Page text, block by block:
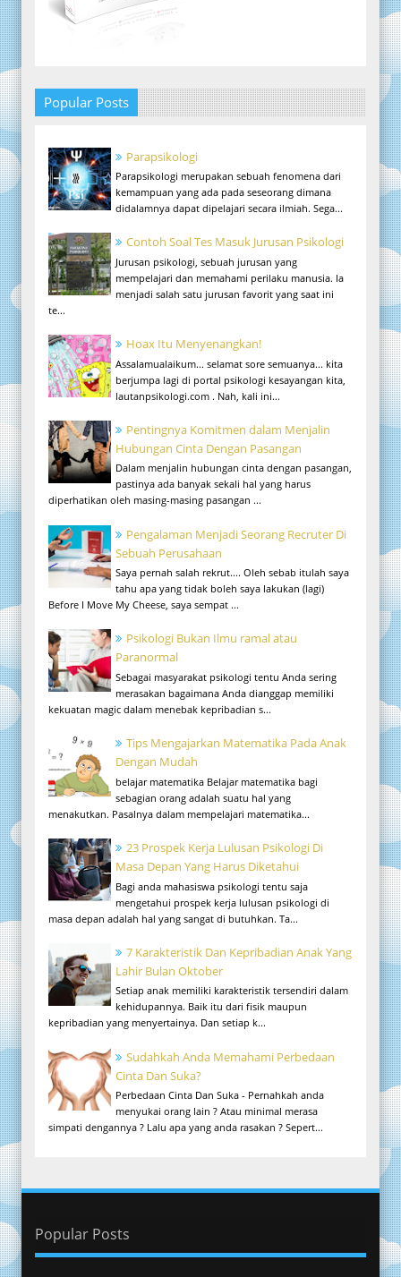
Popular Posts
Parapsikologi
Parapsikologi merupakan sebuah fenomena dari
kemampuan yang ada pada seseorang dimana
didalamnya dapat dipelajari secara ilmiah. Sega...
Contoh Soal Tes Masuk Jurusan Psikologi
Jurusan psikologi, sebuah jurusan yang
mempelajari dan memahami perilaku manusia. Ia
menjadi salah satu jurusan favorit yang saat ini
te...
Hoax Itu Menyenangkan!
Assalamualaikum... selamat sore semuanya... kita
berjumpa lagi di portal psikologi kesayangan kita,
lautanpsikologi.com . Nah, kali ini...
Pentingnya Komitmen dalam Menjalin
Hubungan Cinta Dengan Pasangan
Dalam menjalin hubungan cinta dengan pasangan,
pastinya ada banyak sekali hal yang harus
diperhatikan oleh masing-masing pasangan ...
Pengalaman Menjadi Seorang Recruter Di
Sebuah Perusahaan
Saya pernah salah rekrut.... Oleh sebab itulah saya
tahu apa yang tidak boleh saya lakukan (lagi)
Before I Move My Cheese, saya sempat ...
Psikologi Bukan Ilmu ramal atau
Paranormal
Sebagai masyarakat psikologi tentu Anda sering
merasakan bagaimana Anda dianggap memiliki
kekuatan magic dalam menebak kepribadian s...
Tips Mengajarkan Matematika Pada Anak
Dengan Mudah
belajar matematika Belajar matematika bagi
sebagian orang adalah suatu hal yang
menakutkan. Pasalnya dalam mempelajari matematika...
23 Prospek Kerja Lulusan Psikologi Di
Masa Depan Yang Harus Diketahui
Bagi anda mahasiswa psikologi tentu saja
mengetahui prospek kerja lulusan psikologi di
masa depan adalah hal yang sangat di butuhkan. Ta...
7 Karakteristik Dan Kepribadian Anak Yang
Lahir Bulan Oktober
Setiap anak memiliki karakteristik tersendiri dalam
kehidupannya. Baik itu dari fisik maupun
kepribadian yang menyertainya. Dan setiap k...
Sudahkah Anda Memahami Perbedaan
Cinta Dan Suka?
Perbedaan Cinta Dan Suka - Pernahkah anda
menyukai orang lain ? Atau minimal merasa
simpati dengannya ? Lalu apa yang anda rasakan ? Sepert...
Popular Posts